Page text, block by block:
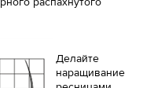
Делайте
наращивание